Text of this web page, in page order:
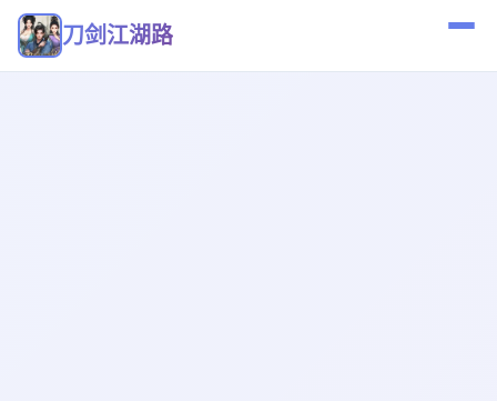
刀剑江湖路